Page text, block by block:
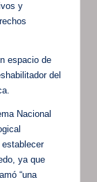
y
espacio de
del
Nacional
ya que
“una